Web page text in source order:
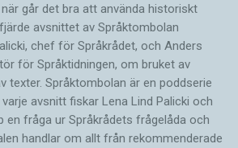
går det bra att använda historiskt
avsnittet av Språktombolan
chef för Språkrådet, och Anders
för Språktidningen, om bruket av
texter. Språktombolan är en poddserie
avsnitt fiskar Lena Lind Palicki och
en fråga ur Språkrådets frågelåda och
handlar om allt från rekommenderade